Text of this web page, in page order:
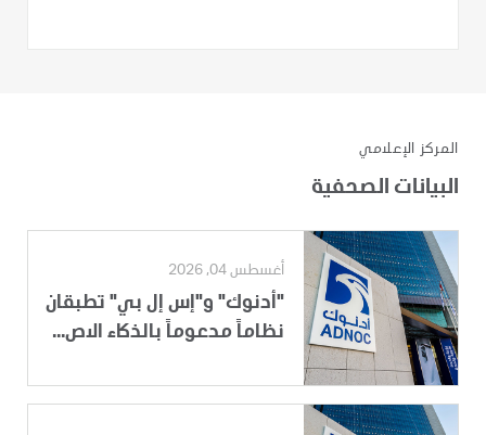
المركز الإعلامي
البيانات الصحفية
أغسطس 04, 2026
"أدنوك" و"إس إل بي" تطبقان
نظاماً مدعوماً بالذكاء الاص...